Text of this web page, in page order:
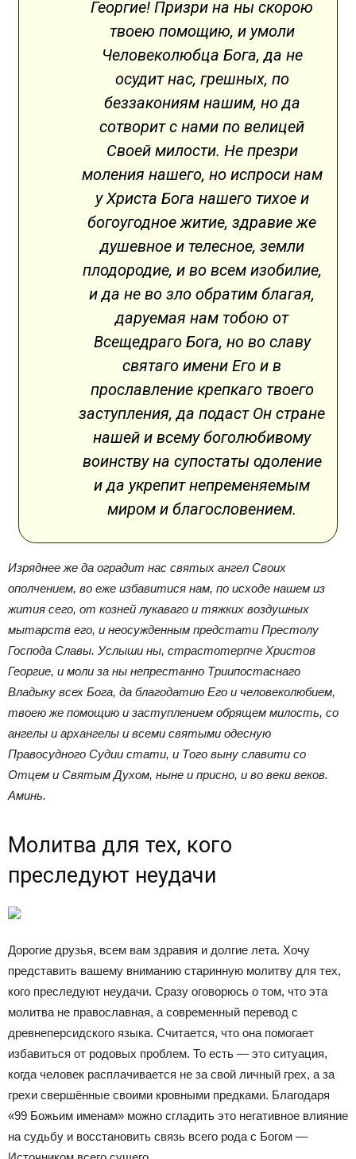
Георгие! Призри на ны скорою
твоею помощию, и умоли
Человеколюбца Бога, да не
осудит нас, грешных, по
беззакониям нашим, но да
сотворит с нами по велицей
Своей милости. Не презри
моления нашего, но испроси нам
у Христа Бога нашего тихое и
богоугодное житие, здравие же
душевное и телесное, земли
плодородие, и во всем изобилие,
и да не во зло обратим благая,
даруемая нам тобою от
Всещедраго Бога, но во славу
святаго имени Его и в
прославление крепкаго твоего
заступления, да подаст Он стране
нашей и всему боголюбивому
воинству на супостаты одоление
и да укрепит непременяемым
миром и благословением.
Изряднее же да оградит нас святых ангел Своих
ополчением, во еже избавитися нам, по исходе нашем из
жития сего, от козней лукаваго и тяжких воздушных
мытарств его, и неосужденным предстати Престолу
Господа Славы. Услыши ны, страстотерпче Христов
Георгие, и моли за ны непрестанно Триипостаснаго
Владыку всех Бога, да благодатию Его и человеколюбием,
твоею же помощию и заступлением обрящем милость, со
ангелы и архангелы и всеми святыми одесную
Правосудного Судии стати, и Того выну славити со
Отцем и Святым Духом, ныне и присно, и во веки веков.
Аминь.
Молитва для тех, кого
преследуют неудачи
Дорогие друзья, всем вам здравия и долгие лета. Хочу
представить вашему вниманию старинную молитву для тех,
кого преследуют неудачи. Сразу оговорюсь о том, что эта
молитва не православная, а современный перевод с
древнеперсидского языка. Считается, что она помогает
избавиться от родовых проблем. То есть — это ситуация,
когда человек расплачивается не за свой личный грех, а за
грехи свершённые своими кровными предками. Благодаря
«99 Божьим именам» можно сгладить это негативное влияние
на судьбу и восстановить связь всего рода с Богом —